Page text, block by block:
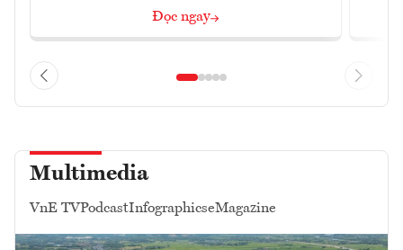
Đọc ngay
Multimedia
VnE TVPodcastInfographicseMagazine